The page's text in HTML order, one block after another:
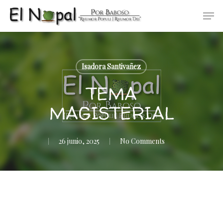
Skip
main
content
Isadora Santivañez
TEMA
MAGISTERIAL
26 junio, 2025 No Comments